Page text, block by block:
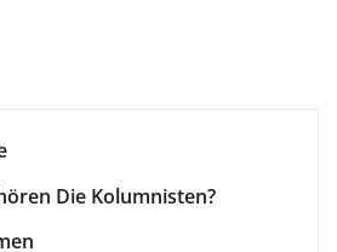
Die Kolumnisten?